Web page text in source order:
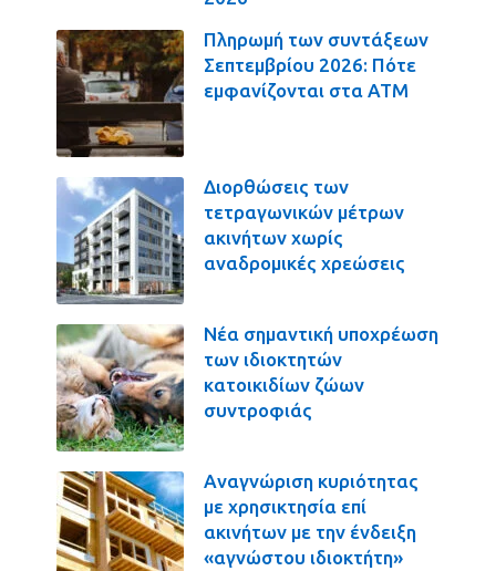
Πληρωμή των συντάξεων
Σεπτεμβρίου 2026: Πότε
εμφανίζονται στα ΑΤΜ
Διορθώσεις των
τετραγωνικών μέτρων
ακινήτων χωρίς
αναδρομικές χρεώσεις
Νέα σημαντική υποχρέωση
των ιδιοκτητών
κατοικιδίων ζώων
συντροφιάς
Αναγνώριση κυριότητας
με χρησικτησία επί
ακινήτων με την ένδειξη
«αγνώστου ιδιοκτήτη»